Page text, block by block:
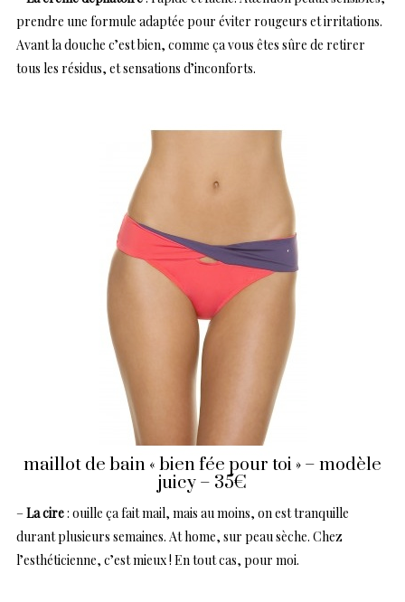
prendre une formule adaptée pour éviter rougeurs et irritations.
Avant la douche c’est bien, comme ça vous êtes sûre de retirer
tous les résidus, et sensations d’inconforts.
maillot de bain « bien fée pour toi » – modèle
juicy – 35€
–La cire: ouille ça fait mail, mais au moins, on est tranquille
durant plusieurs semaines. At home, sur peau sèche. Chez
l’esthéticienne, c’est mieux ! En tout cas, pour moi.